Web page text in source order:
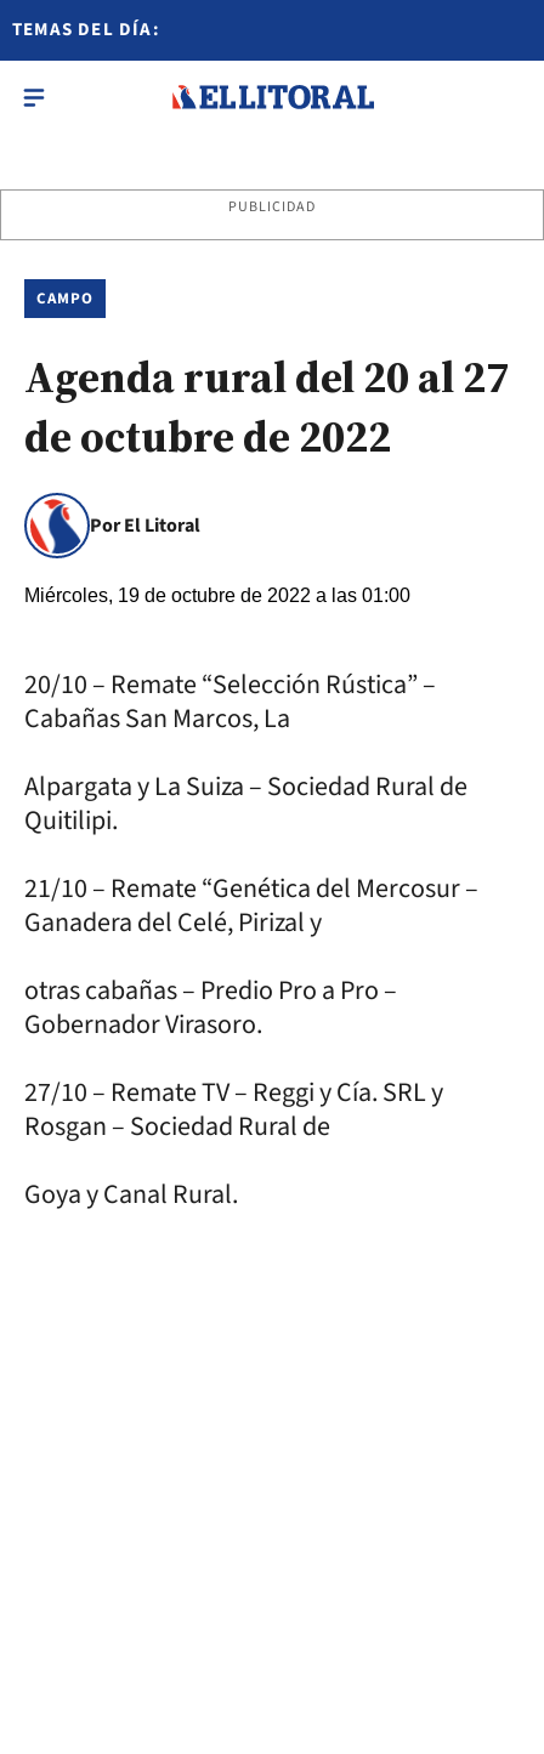
TEMAS DEL DÍA:
PUBLICIDAD
CAMPO
Agenda rural del 20 al 27
de octubre de 2022
Por El Litoral
Miércoles, 19 de octubre de 2022 a las 01:00
20/10 – Remate “Selección Rústica” –
Cabañas San Marcos, La
Alpargata y La Suiza – Sociedad Rural de
Quitilipi.
21/10 – Remate “Genética del Mercosur –
Ganadera del Celé, Pirizal y
otras cabañas – Predio Pro a Pro –
Gobernador Virasoro.
27/10 – Remate TV – Reggi y Cía. SRL y
Rosgan – Sociedad Rural de
Goya y Canal Rural.